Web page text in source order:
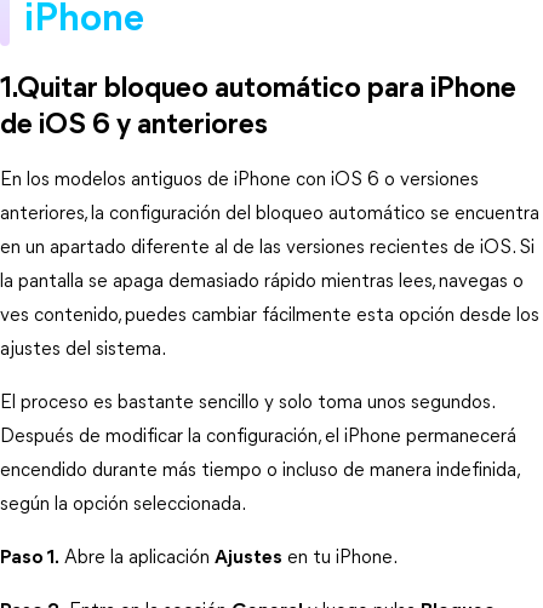
iPhone
1.Quitar bloqueo automático para iPhone
de iOS 6 y anteriores
En los modelos antiguos de iPhone con iOS 6 o versiones
anteriores, la configuración del bloqueo automático se encuentra
en un apartado diferente al de las versiones recientes de iOS. Si
la pantalla se apaga demasiado rápido mientras lees, navegas o
ves contenido, puedes cambiar fácilmente esta opción desde los
ajustes del sistema.
El proceso es bastante sencillo y solo toma unos segundos.
Después de modificar la configuración, el iPhone permanecerá
encendido durante más tiempo o incluso de manera indefinida,
según la opción seleccionada.
Paso 1. Abre la aplicación Ajustes en tu iPhone.